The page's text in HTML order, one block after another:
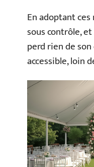
En adoptant
sous contrôle,
perd rien de
accessible, loin